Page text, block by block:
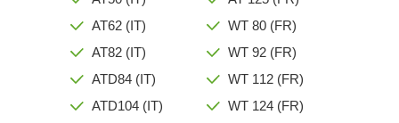
AT62 (IT)
AT82 (IT)
ATD84 (IT)
ATD104 (IT)
WT 80 (FR)
WT 92 (FR)
WT 112 (FR)
WT 124 (FR)